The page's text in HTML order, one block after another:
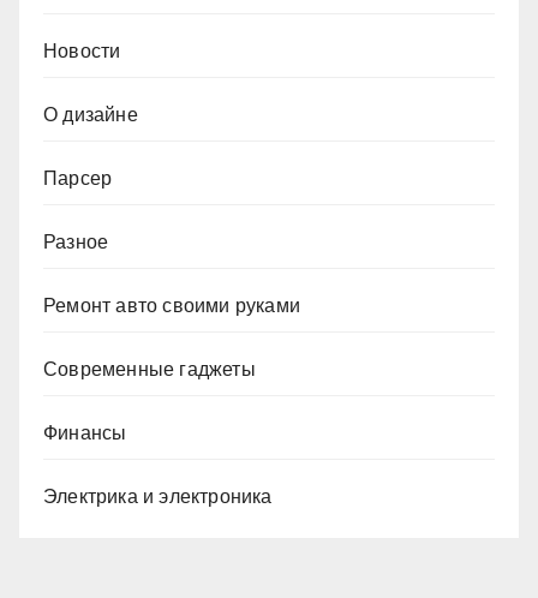
Новости
О дизайне
Парсер
Разное
Ремонт авто своими руками
Современные гаджеты
Финансы
Электрика и электроника